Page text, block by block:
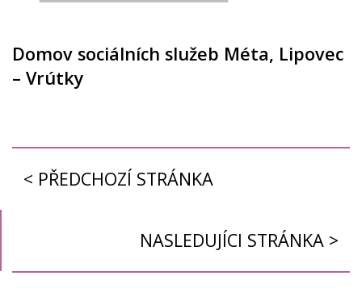
Domov sociálních služeb Méta, Lipovec
– Vrútky
< PŘEDCHOZÍ STRÁNKA
NASLEDUJÍCI STRÁNKA >